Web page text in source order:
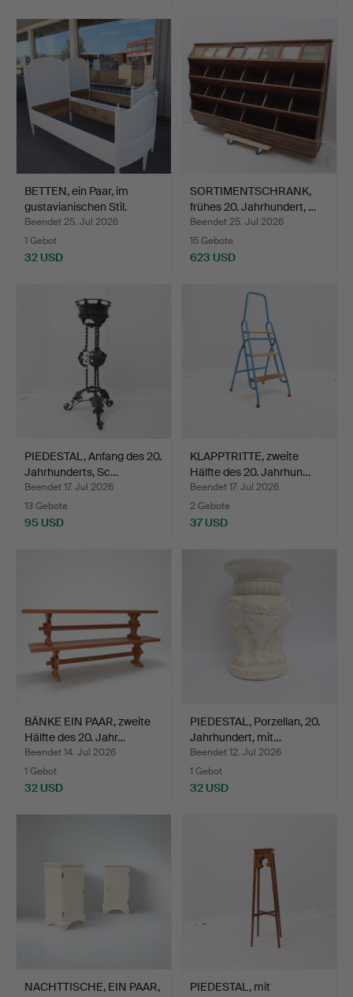
BETTEN, ein Paar, im
gustavianischen Stil.
Beendet 25. Jul 2026
1 Gebot
32 USD
SORTIMENTSCHRANK,
frühes 20. Jahrhundert, …
Beendet 25. Jul 2026
15 Gebote
623 USD
PIEDESTAL, Anfang des 20.
Jahrhunderts, Sc…
Beendet 17. Jul 2026
13 Gebote
95 USD
KLAPPTRITTE, zweite
Hälfte des 20. Jahrhun…
Beendet 17. Jul 2026
2 Gebote
37 USD
BÄNKE EIN PAAR, zweite
Hälfte des 20. Jahr…
Beendet 14. Jul 2026
1 Gebot
32 USD
PIEDESTAL, Porzellan, 20.
Jahrhundert, mit…
Beendet 12. Jul 2026
1 Gebot
32 USD
NACHTTISCHE, EIN PAAR,
PIEDESTAL, mit